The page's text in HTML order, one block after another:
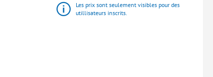
Les prix sont seulement visibles pour des
utillisateurs inscrits.